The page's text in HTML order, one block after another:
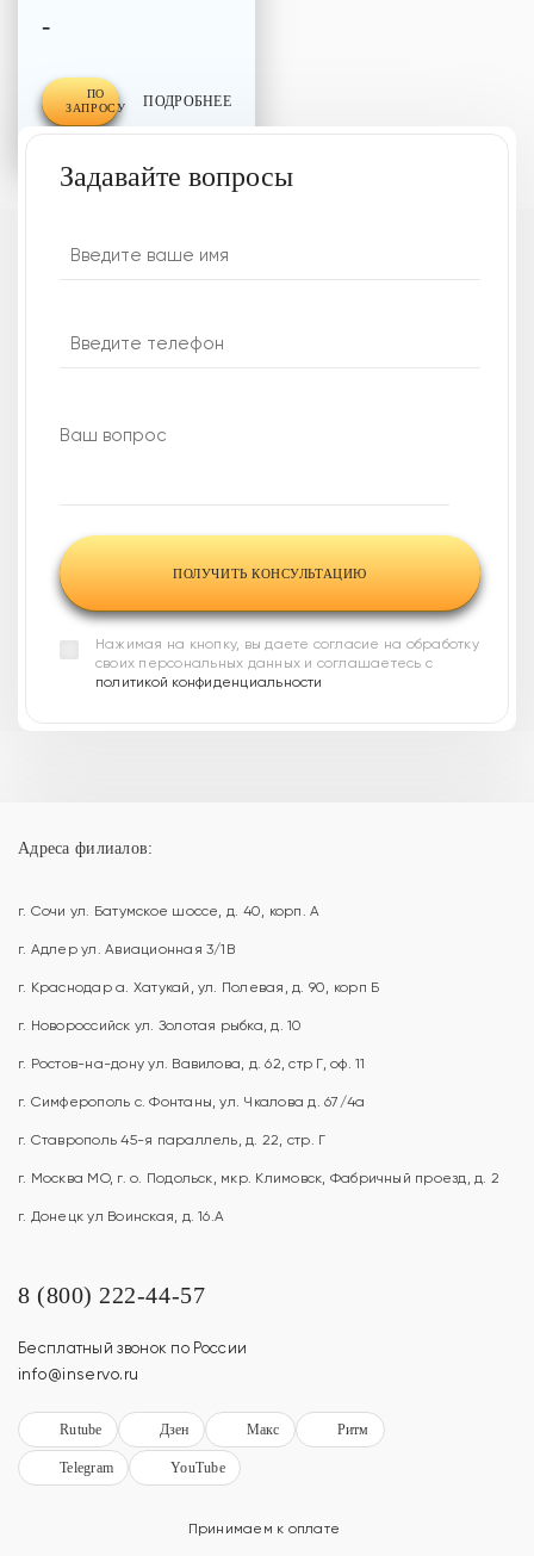
-
ПО
ЗАПРОСУ
ПОДРОБНЕЕ
У вас есть вопросы
консультация?
минут
Задавайте вопросы
Нажимая на кнопку, вы даете согласие на обработку
своих персональных данных и соглашаетесь с
политикой конфиденциальности
Адреса филиалов:
г. Сочи ул. Батумское шоссе, д. 40, корп. А
г. Адлер ул. Авиационная 3/1В
г. Краснодар а. Хатукай, ул. Полевая, д. 90, корп Б
г. Новороссийск ул. Золотая рыбка, д. 10
г. Ростов-на-дону ул. Вавилова, д. 62, стр Г, оф. 11
г. Симферополь с. Фонтаны, ул. Чкалова д. 67/4а
г. Ставрополь 45-я параллель, д. 22, стр. Г
г. Москва МО, г. о. Подольск, мкр. Климовск, Фабричный проезд, д. 2
г. Донецк ул Воинская, д. 16.А
8 (800) 222-44-57
Бесплатный звонок по России
info@inservo.ru
Rutube Дзен Макс Ритм
Telegram YouTube
Принимаем к оплате